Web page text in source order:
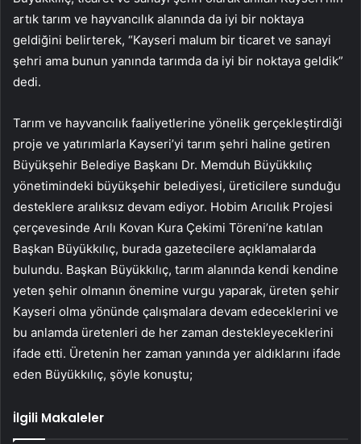
artık tarım ve hayvancılık alanında da iyi bir noktaya
geldiğini belirterek, “Kayseri malum bir ticaret ve sanayi
şehri ama bunun yanında tarımda da iyi bir noktaya geldik”
dedi.
Tarım ve hayvancılık faaliyetlerine yönelik gerçekleştirdiği
proje ve yatırımlarla Kayseri’yi tarım şehri haline getiren
Büyükşehir Belediye Başkanı Dr. Memduh Büyükkılıç
yönetimindeki büyükşehir belediyesi, üreticilere sunduğu
desteklere aralıksız devam ediyor. Hobim Arıcılık Projesi
çerçevesinde Arılı Kovan Kura Çekimi Töreni’ne katılan
Başkan Büyükkılıç, burada gazetecilere açıklamalarda
bulundu. Başkan Büyükkılıç, tarım alanında kendi kendine
yeten şehir olmanın önemine vurgu yaparak, üreten şehir
Kayseri olma yönünde çalışmalara devam edeceklerini ve
bu anlamda üretenleri de her zaman destekleyeceklerini
ifade etti. Üretenin her zaman yanında yer aldıklarını ifade
eden Büyükkılıç, şöyle konuştu;
İlgili Makaleler